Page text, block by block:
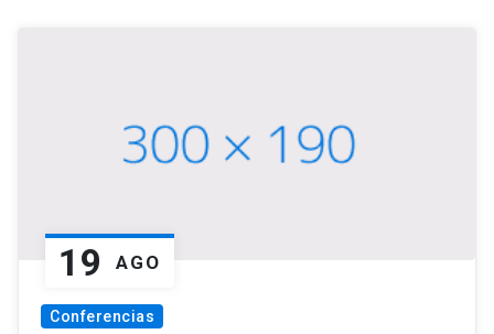
19 AGO
Conferencias